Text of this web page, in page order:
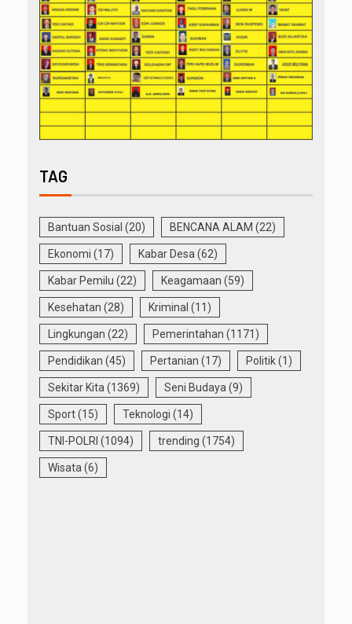
TAG
Bantuan Sosial (20) BENCANA ALAM (22)
Ekonomi (17) Kabar Desa (62)
Kabar Pemilu (22) Keagamaan (59)
Kesehatan (28) Kriminal (11)
Lingkungan (22) Pemerintahan (1171)
Pendidikan (45) Pertanian (17) Politik(1)
Sekitar Kita (1369) Seni Budaya (9)
Sport(15) Teknologi (14)
TNI-POLRI (1094) trending (1754)
Wisata (6)